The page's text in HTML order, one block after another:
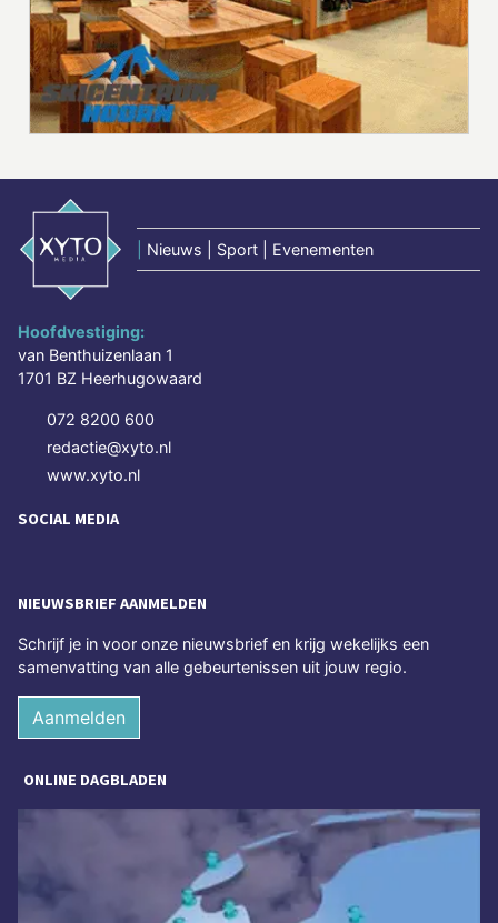
Nieuws | Sport | Evenementen
Hoofdvestiging:
van Benthuizenlaan 1
1701 BZ Heerhugowaard
072 8200 600
redactie@xyto.nl
www.xyto.nl
SOCIAL MEDIA
NIEUWSBRIEF AANMELDEN
Schrijf je in voor onze nieuwsbrief en krijg wekelijks een
samenvatting van alle gebeurtenissen uit jouw regio.
Aanmelden
ONLINE DAGBLADEN